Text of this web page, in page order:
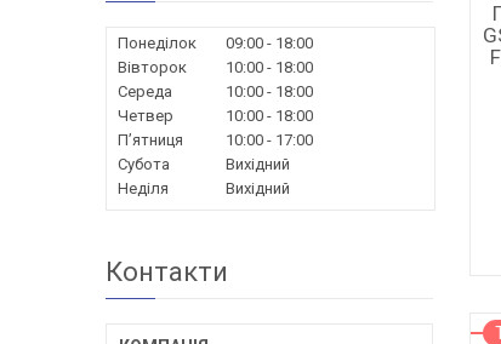
Понеділок 09:00
18:00
Вівторок
10:00
18:00
Середа
10:00
18:00
Четвер
10:00
18:00
Пʼятниця
10:00
17:00
Субота
Вихідний
Неділя
Вихідний
Контакти